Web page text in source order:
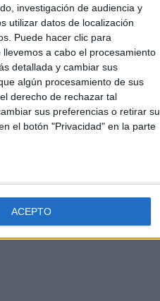
investigación de audiencia y
utilizar datos de localización
Puede hacer clic para
a cabo el procesamiento
detallada y cambiar sus
algún procesamiento de sus
derecho de rechazar tal
sus preferencias o retirar su
el botón "Privacidad" en la parte
ACEPTO
Misa.